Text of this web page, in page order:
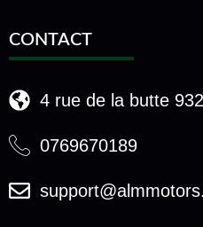
CONTACT
4 rue de la butte
0769670189